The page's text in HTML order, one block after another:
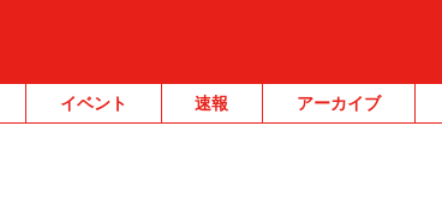
イベント 速報 アーカイブ